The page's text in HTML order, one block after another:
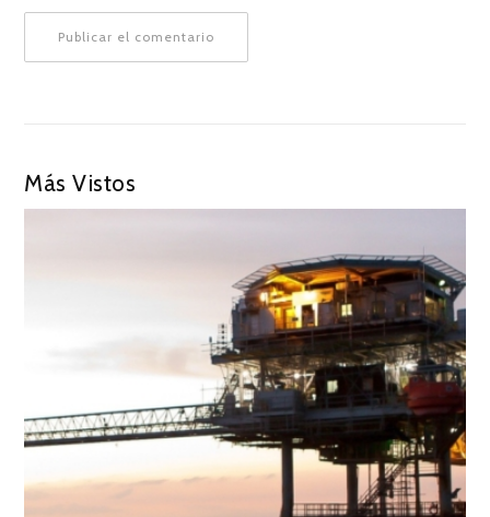
Más Vistos